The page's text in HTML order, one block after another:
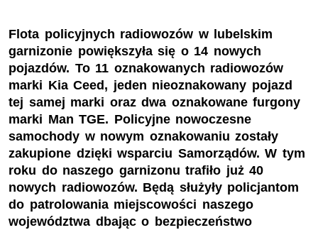
Flota policyjnych radiowozów w lubelskim
garnizonie powiększyła się o 14 nowych
pojazdów. To 11 oznakowanych radiowozów
marki Kia Ceed, jeden nieoznakowany pojazd
tej samej marki oraz dwa oznakowane furgony
marki Man TGE. Policyjne nowoczesne
samochody w nowym oznakowaniu zostały
zakupione dzięki wsparciu Samorządów. W tym
roku do naszego garnizonu trafiło już 40
nowych radiowozów. Będą służyły policjantom
do patrolowania miejscowości naszego
województwa dbając o bezpieczeństwo